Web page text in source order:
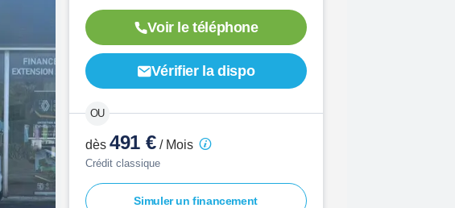
Voir le téléphone
Vérifier la dispo
dès 491 €/ Mois
Crédit classique
Simuler un financement